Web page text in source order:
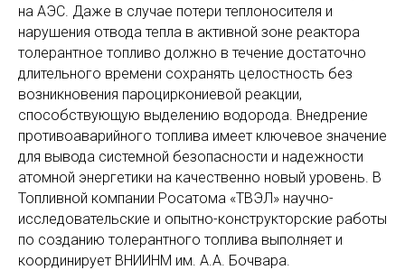
на АЭС. Даже в случае потери теплоносителя и
нарушения отвода тепла в активной зоне реактора
толерантное топливо должно в течение достаточно
длительного времени сохранять целостность без
возникновения пароциркониевой реакции,
способствующую выделению водорода. Внедрение
противоаварийного топлива имеет ключевое значение
для вывода системной безопасности и надежности
атомной энергетики на качественно новый уровень. В
Топливной компании Росатома «ТВЭЛ» научно-
исследовательские и опытно-конструкторские работы
по созданию толерантного топлива выполняет и
координирует ВНИИНМ им. А.А. Бочвара.